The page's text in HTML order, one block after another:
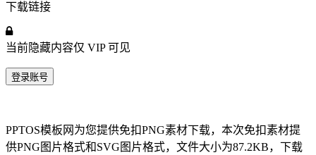
下载链接
当前隐藏内容仅 VIP可见
登录账号
PPTOS模板网为您提供免扣PNG素材下载，本次免扣素材提
供PNG图片格式和SVG图片格式，文件大小为87.2KB，下载